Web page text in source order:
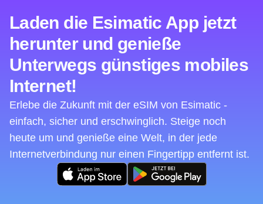
Laden die Esimatic App jetzt
herunter und genieße
Unterwegs günstiges mobiles
Internet!
Erlebe die Zukunft mit der eSIM von Esimatic -
einfach, sicher und erschwinglich. Steige noch
heute um und genieße eine Welt, in der jede
Internetverbindung nur einen Fingertipp entfernt ist.